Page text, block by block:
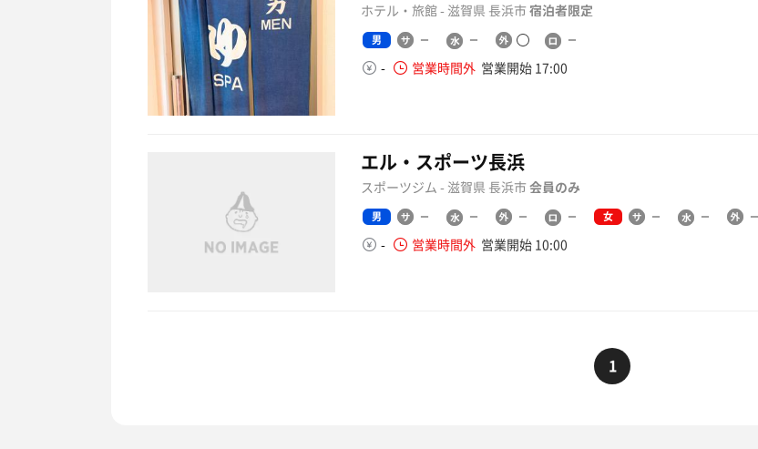
ホテル・旅館 - 滋賀県 長浜市宿泊者限定
男
- 営業時間外 営業開始 17:00
エル・スポーツ長浜
スポーツジム - 滋賀県 長浜市会員のみ
男 女
- 営業時間外 営業開始 10:00
1